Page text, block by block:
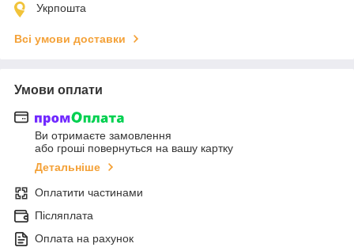
Укрпошта
Всі умови доставки
Умови оплати
Ви отримаєте замовлення
або гроші повернуться на вашу картку
Детальніше
Оплатити частинами
Післяплата
Оплата на рахунок